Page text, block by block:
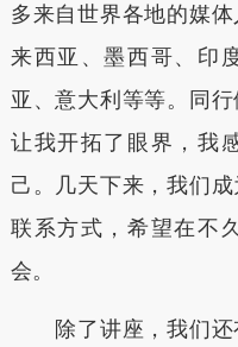
多来自世界各地的媒
来西亚、墨西哥、印
亚、意大利等等。同
让我开拓了眼界，我
己。几天下来，我们
联系方式，希望在不
会。
除了讲座，我们还